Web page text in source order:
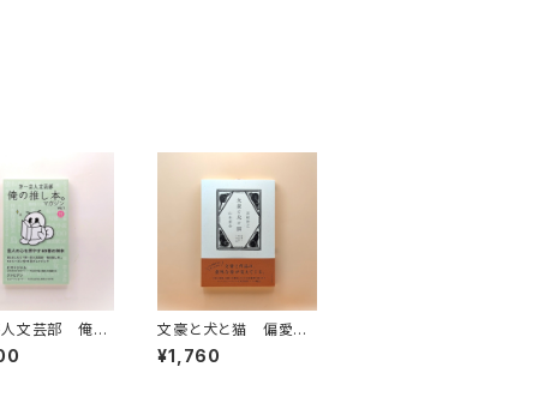
人文芸部 俺の
マガジン Vol.
文豪と犬と猫 偏愛で
読み解く日本文学
¥1,760